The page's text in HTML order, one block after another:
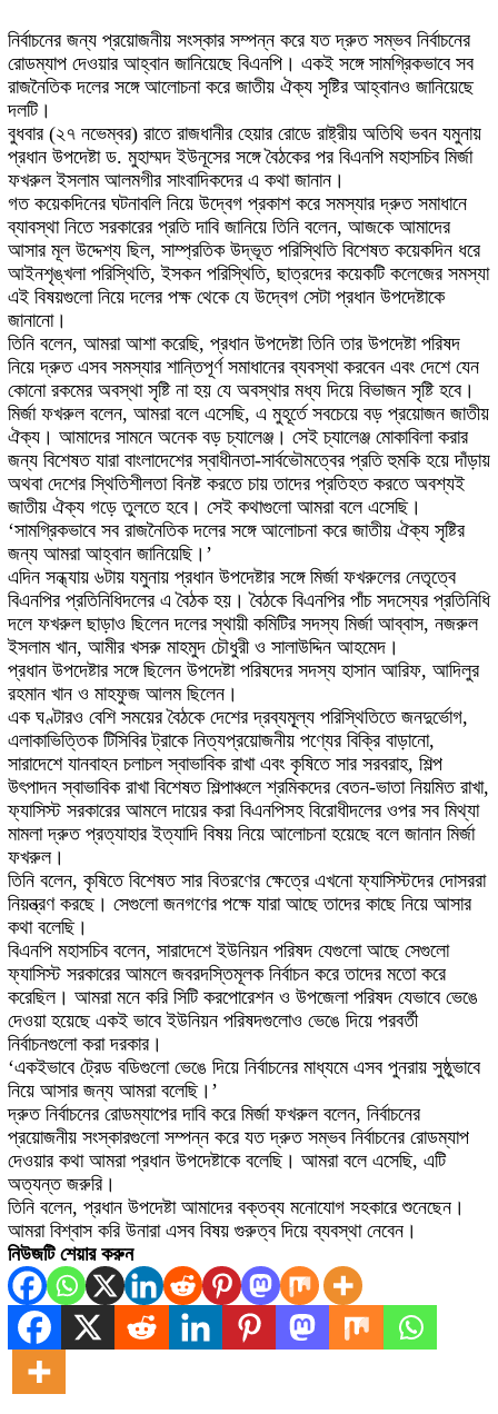
নির্বাচনের জন্য প্রয়োজনীয় সংস্কার সম্পন্ন করে যত দ্রুত সম্ভব নির্বাচনের
রোডম্যাপ দেওয়ার আহ্বান জানিয়েছে বিএনপি। একই সঙ্গে সামগ্রিকভাবে সব
রাজনৈতিক দলের সঙ্গে আলোচনা করে জাতীয় ঐক্য সৃষ্টির আহ্বানও জানিয়েছে
দলটি।
বুধবার (২৭ নভেম্বর) রাতে রাজধানীর হেয়ার রোডে রাষ্ট্রীয় অতিথি ভবন যমুনায়
প্রধান উপদেষ্টা ড. মুহাম্মদ ইউনূসের সঙ্গে বৈঠকের পর বিএনপি মহাসচিব মির্জা
ফখরুল ইসলাম আলমগীর সাংবাদিকদের এ কথা জানান।
গত কয়েকদিনের ঘটনাবলি নিয়ে উদ্বেগ প্রকাশ করে সমস্যার দ্রুত সমাধানে
ব্যাবস্থা নিতে সরকারের প্রতি দাবি জানিয়ে তিনি বলেন, আজকে আমাদের
আসার মূল উদ্দেশ্য ছিল, সাম্প্রতিক উদ্ভূত পরিস্থিতি বিশেষত কয়েকদিন ধরে
আইনশৃঙ্খলা পরিস্থিতি, ইসকন পরিস্থিতি, ছাত্রদের কয়েকটি কলেজের সমস্যা
এই বিষয়গুলো নিয়ে দলের পক্ষ থেকে যে উদ্বেগ সেটা প্রধান উপদেষ্টাকে
জানানো।
তিনি বলেন, আমরা আশা করেছি, প্রধান উপদেষ্টা তিনি তার উপদেষ্টা পরিষদ
নিয়ে দ্রুত এসব সমস্যার শান্তিপূর্ণ সমাধানের ব্যবস্থা করবেন এবং দেশে যেন
কোনো রকমের অবস্থা সৃষ্টি না হয় যে অবস্থার মধ্য দিয়ে বিভাজন সৃষ্টি হবে।
মির্জা ফখরুল বলেন, আমরা বলে এসেছি, এ মুহূর্তে সবচেয়ে বড় প্রয়োজন জাতীয়
ঐক্য। আমাদের সামনে অনেক বড় চ্যালেঞ্জ। সেই চ্যালেঞ্জ মোকাবিলা করার
জন্য বিশেষত যারা বাংলাদেশের স্বাধীনতা-সার্বভৌমত্বের প্রতি হুমকি হয়ে দাঁড়ায়
অথবা দেশের স্থিতিশীলতা বিনষ্ট করতে চায় তাদের প্রতিহত করতে অবশ্যই
জাতীয় ঐক্য গড়ে তুলতে হবে। সেই কথাগুলো আমরা বলে এসেছি।
‘সামগ্রিকভাবে সব রাজনৈতিক দলের সঙ্গে আলোচনা করে জাতীয় ঐক্য সৃষ্টির
জন্য আমরা আহ্বান জানিয়েছি।’
এদিন সন্ধ্যায় ৬টায় যমুনায় প্রধান উপদেষ্টার সঙ্গে মির্জা ফখরুলের নেতৃত্বে
বিএনপির প্রতিনিধিদলের এ বৈঠক হয়। বৈঠকে বিএনপির পাঁচ সদস্যের প্রতিনিধি
দলে ফখরুল ছাড়াও ছিলেন দলের স্থায়ী কমিটির সদস্য মির্জা আব্বাস, নজরুল
ইসলাম খান, আমীর খসরু মাহমুদ চৌধুরী ও সালাউদ্দিন আহমেদ।
প্রধান উপদেষ্টার সঙ্গে ছিলেন উপদেষ্টা পরিষদের সদস্য হাসান আরিফ, আদিলুর
রহমান খান ও মাহফুজ আলম ছিলেন।
এক ঘণ্টারও বেশি সময়ের বৈঠকে দেশের দ্রব্যমূ্ল্য পরিস্থিতিতে জনদুর্ভোগ,
এলাকাভিত্তিক টিসিবির ট্রাকে নিত্যপ্রয়োজনীয় পণ্যের বিক্রি বাড়ানো,
সারাদেশে যানবাহন চলাচল স্বাভাবিক রাখা এবং কৃষিতে সার সরবরাহ, শিল্প
উৎপাদন স্বাভাবিক রাখা বিশেষত শিল্পাঞ্চলে শ্রমিকদের বেতন-ভাতা নিয়মিত রাখা,
ফ্যাসিস্ট সরকারের আমলে দায়ের করা বিএনপিসহ বিরোধীদলের ওপর সব মিথ্যা
মামলা দ্রুত প্রত্যাহার ইত্যাদি বিষয় নিয়ে আলোচনা হয়েছে বলে জানান মির্জা
ফখরুল।
তিনি বলেন, কৃষিতে বিশেষত সার বিতরণের ক্ষেত্রে এখনো ফ্যাসিস্টদের দোসররা
নিয়ন্ত্রণ করছে। সেগুলো জনগণের পক্ষে যারা আছে তাদের কাছে নিয়ে আসার
কথা বলেছি।
বিএনপি মহাসচিব বলেন, সারাদেশে ইউনিয়ন পরিষদ যেগুলো আছে সেগুলো
ফ্যাসিস্ট সরকারের আমলে জবরদস্তিমূলক নির্বাচন করে তাদের মতো করে
করেছিল। আমরা মনে করি সিটি করপোরেশন ও উপজেলা পরিষদ যেভাবে ভেঙে
দেওয়া হয়েছে একই ভাবে ইউনিয়ন পরিষদগুলোও ভেঙে দিয়ে পরবর্তী
নির্বাচনগুলো করা দরকার।
‘একইভাবে ট্রেড বডিগুলো ভেঙে দিয়ে নির্বাচনের মাধ্যমে এসব পুনরায় সুষ্ঠুভাবে
নিয়ে আসার জন্য আমরা বলেছি।’
দ্রুত নির্বাচনের রোডম্যাপের দাবি করে মির্জা ফখরুল বলেন, নির্বাচনের
প্রয়োজনীয় সংস্কারগুলো সম্পন্ন করে যত দ্রুত সম্ভব নির্বাচনের রোডম্যাপ
দেওয়ার কথা আমরা প্রধান উপদেষ্টাকে বলেছি। আমরা বলে এসেছি, এটি
অত্যন্ত জরুরি।
তিনি বলেন, প্রধান উপদেষ্টা আমাদের বক্তব্য মনোযোগ সহকারে শুনেছেন।
আমরা বিশ্বাস করি উনারা এসব বিষয় গুরুত্ব দিয়ে ব্যবস্থা নেবেন।
নিউজটি শেয়ার করুন